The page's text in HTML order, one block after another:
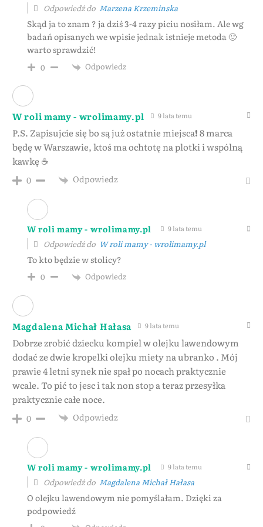
Odpowiedź do Marzena Krzeminska
Skąd ja to znam ? ja dziś 3-4 razy piciu nosiłam. Ale wg
badań opisanych we wpisie jednak istnieje metoda 🙂
warto sprawdzić!
0 Odpowiedz
W roli mamy - wrolimamy.pl 9 lata temu
P.S. Zapisujcie się bo są już ostatnie miejsca❗ 8 marca
będę w Warszawie, ktoś ma ochtotę na plotki i wspólną
kawkę ☕
0 Odpowiedz
W roli mamy - wrolimamy.pl 9 lata temu
Odpowiedź do W roli mamy - wrolimamy.pl
To kto będzie w stolicy?
0 Odpowiedz
Magdalena Michał Hałasa 9 lata temu
Dobrze zrobić dziecku kompiel w olejku lawendowym
dodać ze dwie kropelki olejku miety na ubranko . Mój
prawie 4 letni synek nie spał po nocach praktycznie
wcale. To pić to jesc i tak non stop a teraz przesyłka
praktycznie całe noce.
0 Odpowiedz
W roli mamy - wrolimamy.pl 9 lata temu
Odpowiedź do Magdalena Michał Hałasa
O olejku lawendowym nie pomyślałam. Dzięki za
podpowiedź